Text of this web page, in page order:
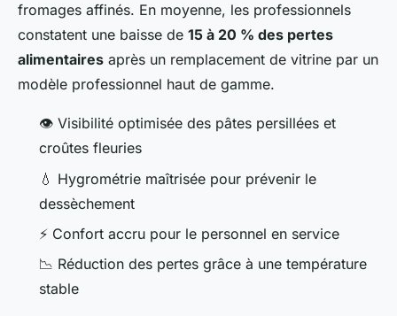
fromages affinés. En moyenne, les professionnels
constatent une baisse de 15 à 20 % des pertes
alimentaires après un remplacement de vitrine par un
modèle professionnel haut de gamme.
👁️ Visibilité optimisée des pâtes persillées et
croûtes fleuries
💧 Hygrométrie maîtrisée pour prévenir le
dessèchement
⚡ Confort accru pour le personnel en service
📉 Réduction des pertes grâce à une température
stable